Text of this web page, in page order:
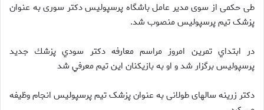
طی حکمی از سوی مدیر عامل باشگاه پرسپولیس دکتر سوری به عنوان
پزشک تیم پرسپولیس منصوب شد.
در ابتداي تمرين امروز مراسم معارفه دكتر سودي پزشك جديد
پرسپوليس برگزار شد و او به بازيكنان اين تيم معرفي شد
دکتر زرینه سالهای طولانی به عنوان پزشک تیم پرسپولیس انجام وظیفه